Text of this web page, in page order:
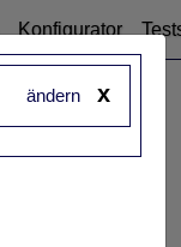
Konfigurator
x
ändern